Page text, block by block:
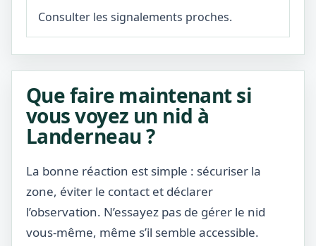
Consulter les signalements proches.
Que faire maintenant si
vous voyez un nid à
Landerneau ?
La bonne réaction est simple : sécuriser la
zone, éviter le contact et déclarer
l’observation. N’essayez pas de gérer le nid
vous-même, même s’il semble accessible.